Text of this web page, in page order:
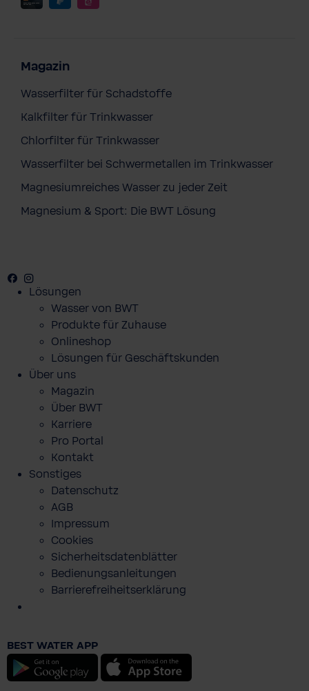
Ecosoft set of replacement filters for 3-
stage water filters
Magazin
Wasserfilter für Schadstoffe
Kalkfilter für Trinkwasser
Chlorfilter für Trinkwasser
Wasserfilter bei Schwermetallen im Trinkwasser
Magnesiumreiches Wasser zu jeder Zeit
Magnesium & Sport: Die BWT Lösung
Facebook
Youtube
Lösungen
Wasser von BWT
Produkte für Zuhause
Onlineshop
Lösungen für Geschäftskunden
Über uns
Magazin
Über BWT
Karriere
Pro Portal
Kontakt
Sonstiges
Datenschutz
AGB
Impressum
Cookies
Sicherheitsdatenblätter
Bedienungsanleitungen
Barrierefreiheitserklärung
BEST WATER APP
Android